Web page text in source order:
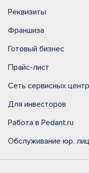
Реквизиты
Франшиза
Готовый бизнес
Прайс-лист
Сеть сервисных
Для инвесторов
Работа в Pedant.ru
Обслуживание юр. лиц